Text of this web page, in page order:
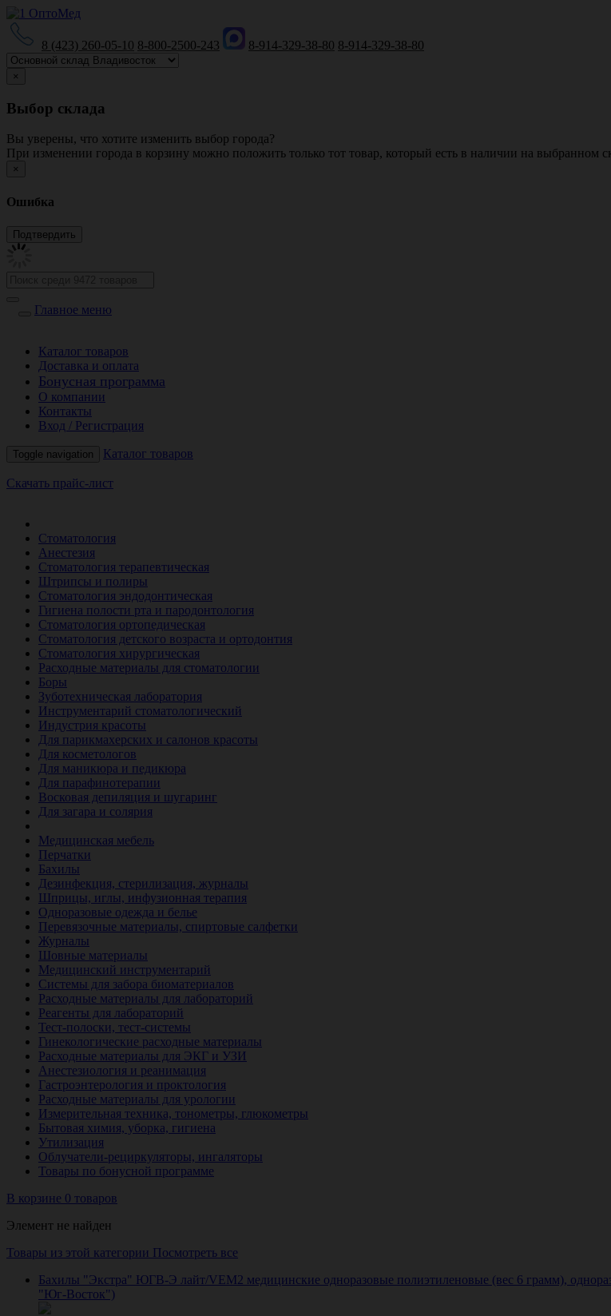
8 (423) 260-05-10 8-800-2500-243 8-914-329-38-80 8-914-329-38-80
×
Выбор склада
Вы уверены, что хотите изменить выбор города?
При изменении города в корзину можно положить только тот товар, который есть в наличии на выбранном
×
Ошибка
Главное меню
Каталог товаров
Доставка и оплата
Бонусная программа
О компании
Контакты
Вход / Регистрация
Toggle navigation Каталог товаров
Скачать прайс-лист
Стоматология
Анестезия
Стоматология терапевтическая
Штрипсы и полиры
Стоматология эндодонтическая
Гигиена полости рта и пародонтология
Стоматология ортопедическая
Стоматология детского возраста и ортодонтия
Стоматология хирургическая
Расходные материалы для стоматологии
Боры
Зуботехническая лаборатория
Инструментарий стоматологический
Индустрия красоты
Для парикмахерских и салонов красоты
Для косметологов
Для маникюра и педикюра
Для парафинотерапии
Восковая депиляция и шугаринг
Для загара и солярия
Медицинская мебель
Перчатки
Бахилы
Дезинфекция, стерилизация, журналы
Шприцы, иглы, инфузионная терапия
Одноразовые одежда и белье
Перевязочные материалы, спиртовые салфетки
Журналы
Шовные материалы
Медицинский инструментарий
Системы для забора биоматериалов
Расходные материалы для лабораторий
Реагенты для лабораторий
Тест-полоски, тест-системы
Гинекологические расходные материалы
Расходные материалы для ЭКГ и УЗИ
Анестезиология и реанимация
Гастроэнтерология и проктология
Расходные материалы для урологии
Измерительная техника, тонометры, глюкометры
Бытовая химия, уборка, гигиена
Утилизация
Облучатели-рециркуляторы, ингаляторы
Товары по бонусной программе
В корзине 0 товаров
Элемент не найден
Товары из этой категории Посмотреть все
Бахилы "Экстра" ЮГВ-Э лайт/VEM2 медицинские одноразовые полиэтиленовые (вес 6 грамм),
"Юг-Восток")